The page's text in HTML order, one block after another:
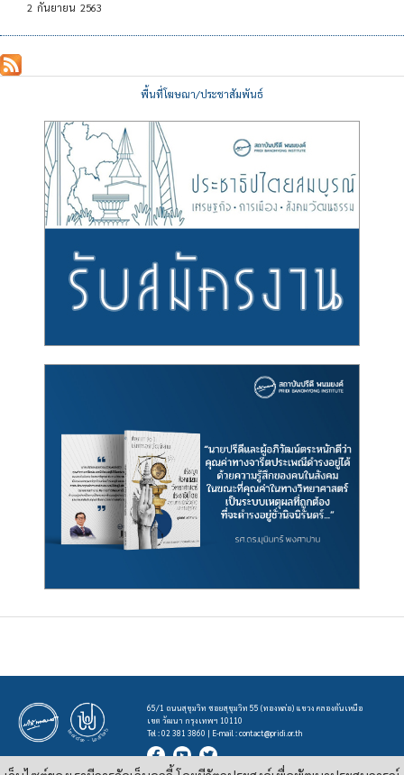
2 กันยายน 2563
พื้นที่โฆษณา/ประชาสัมพันธ์
65/1 ถนนสุขุมวิท ซอยสุขุมวิท 55 (ทองหล่อ) แขวง คลองตันเหนือ
เขต วัฒนา กรุงเทพฯ 10110
Tel : 02 381 3860 | E-mail :contact@pridi.or.th